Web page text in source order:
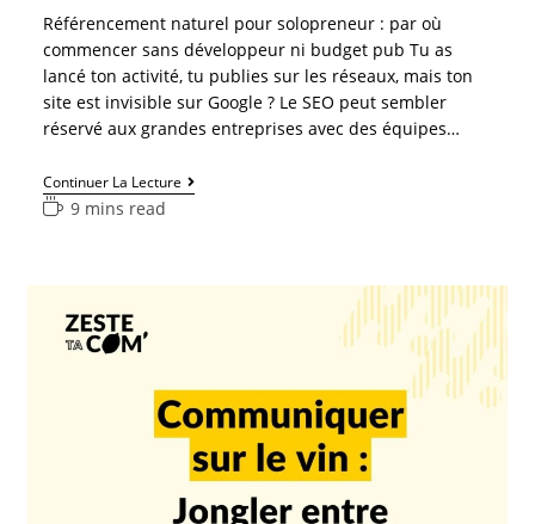
Référencement naturel pour solopreneur : par où
commencer sans développeur ni budget pub Tu as
lancé ton activité, tu publies sur les réseaux, mais ton
site est invisible sur Google ? Le SEO peut sembler
réservé aux grandes entreprises avec des équipes…
Continuer La Lecture
9 mins read